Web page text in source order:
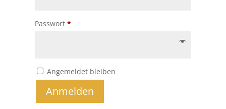
Passwort *Erforderlich
Angemeldet bleiben
Anmelden